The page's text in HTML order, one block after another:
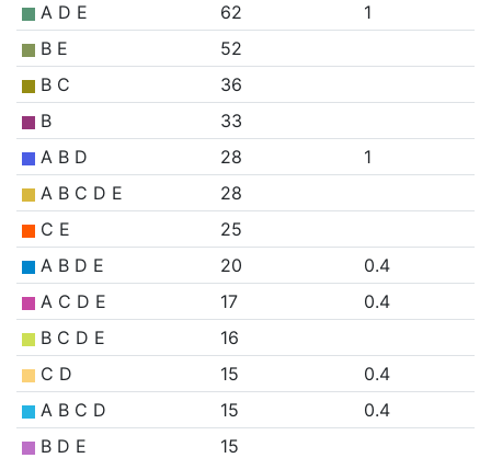
A D E
62
1
B E
52
B C
36
B
33
A B D
28
1
A B C D E
28
C E
25
A B D E
20
0.4
A C D E
17
0.4
B C D E
16
C D
15
0.4
A B C D
15
0.4
B D E
15